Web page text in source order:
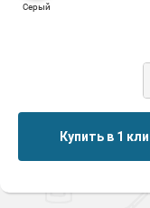
Серый
Купить в 1